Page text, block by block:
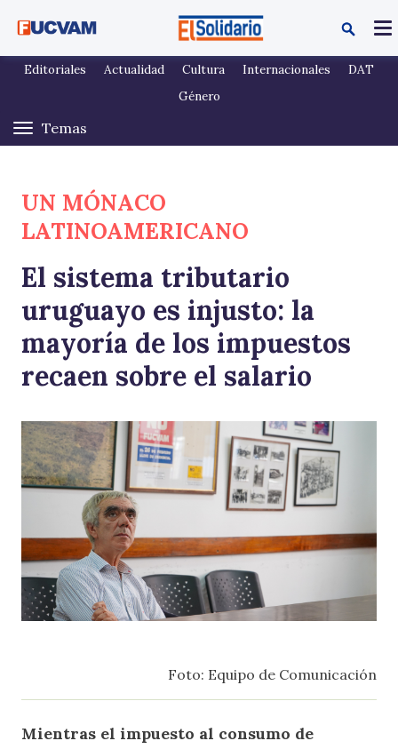
Editoriales Actualidad Cultura Internacionales
DAT
Género
UN MÓNACO
LATINOAMERICANO
El sistema tributario
uruguayo es injusto: la
mayoría de los impuestos
recaen sobre el salario
Foto: Equipo de Comunicación
Mientras el impuesto al consumo de